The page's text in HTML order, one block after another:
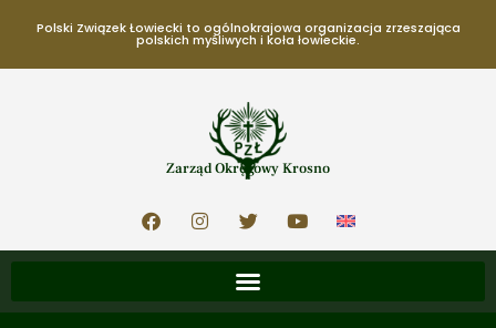
Polski Związek Łowiecki to ogólnokrajowa organizacja zrzeszająca
polskich myśliwych i koła łowieckie.
Zarząd Okręgowy Krosno